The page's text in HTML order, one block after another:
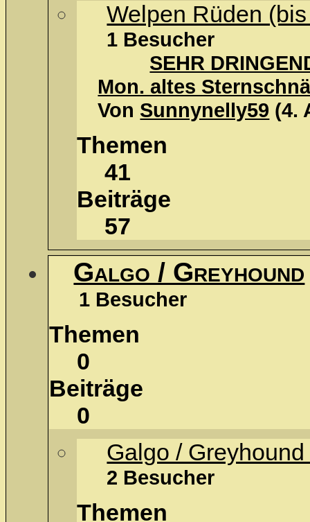
Welpen Rüden
1 Besucher
SEHR
Mon. altes
Von Sunnynelly59 (4.
Themen
41
Beiträge
57
Galgo / Greyhound
1 Besucher
Themen
0
Beiträge
0
Galgo /
2 Besucher
Themen